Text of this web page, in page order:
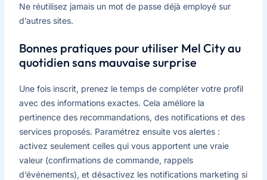
Ne réutilisez jamais un mot de passe déjà employé sur
d’autres sites.
Bonnes pratiques pour utiliser Mel City au
quotidien sans mauvaise surprise
Une fois inscrit, prenez le temps de compléter votre profil
avec des informations exactes. Cela améliore la
pertinence des recommandations, des notifications et des
services proposés. Paramétrez ensuite vos alertes :
activez seulement celles qui vous apportent une vraie
valeur (confirmations de commande, rappels
d’événements), et désactivez les notifications marketing si